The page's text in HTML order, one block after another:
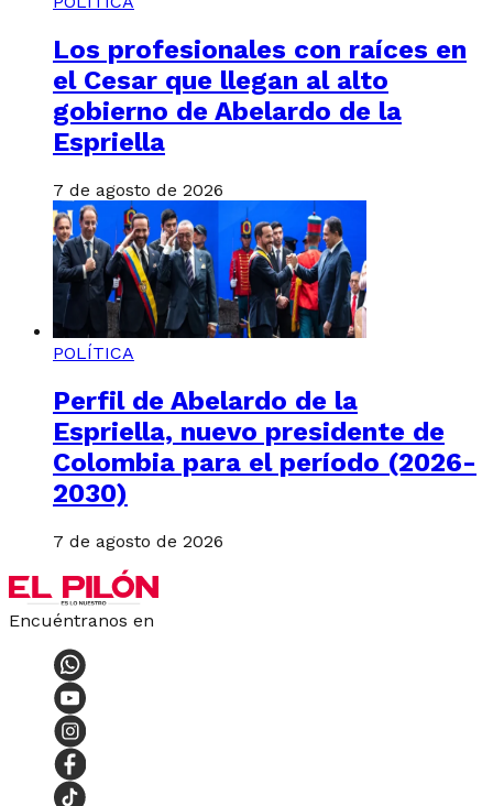
Los profesionales con raíces en
el Cesar que llegan al alto
gobierno de Abelardo de la
Espriella
7 de agosto de 2026
POLÍTICA
Perfil de Abelardo de la
Espriella, nuevo presidente de
Colombia para el período (2026-
2030)
7 de agosto de 2026
Encuéntranos en